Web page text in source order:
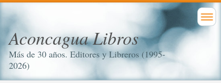
Aconcagua Libros
Más de 30 años. Editores y Libreros (1995-
2026)